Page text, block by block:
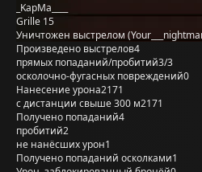
_KapMa____
Grille 15
Уничтожен выстрелом
Произведено выстрелов4
прямых попаданий/пробитий3/3
осколочно-фугасных повреждений0
Нанесение урона2171
с дистанции свыше 300 м2171
Получено попаданий4
пробитий2
не нанёсших урон1
Получено попаданий осколками1